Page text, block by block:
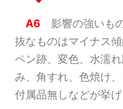
A6 影響の強いも
抜なものはマイナス
ペン跡、変色、水濡
み、角すれ、色焼け
付属品無しなどが挙げ